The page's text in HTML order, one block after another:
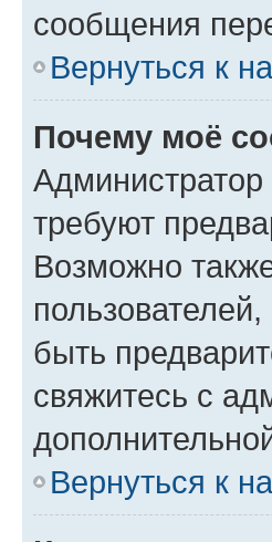
сообщения
Вернуться к
Почему моё
требуют
Возможно
быть
свяжитесь с
Вернуться к